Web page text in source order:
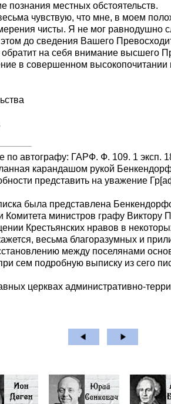
познания местных обстоятельств.
чувствую, что мне, в моем
чисты. Я не мог равнодушно
до сведения Вашего
на себя внимание высшего
в совершенном высокопочитании
по автографу: ГАРФ. Ф. 109. 1 эксп.
карандашом рукой
представить на уважение
была представлена
Комитета министров графу
Крестьянских нравов в
весьма благоразумных и
между поселянами
сем подробную выписку из сего
церквах административно-